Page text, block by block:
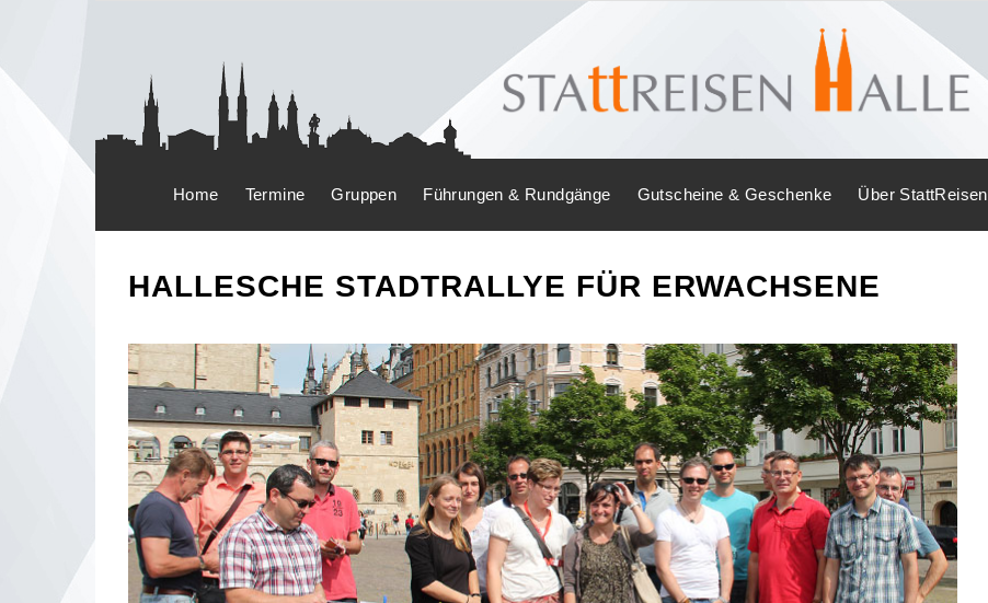
Home Termine Gruppen Führungen & Rundgänge Gutscheine & Geschenke Über StattReisen
HALLESCHE STADTRALLYE FÜR ERWACHSENE